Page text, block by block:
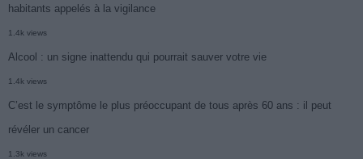
habitants appelés à la vigilance
1.4k views
Alcool : un signe inattendu qui pourrait sauver votre vie
1.4k views
C’est le symptôme le plus préoccupant de tous après 60 ans : il peut
révéler un cancer
1.3k views